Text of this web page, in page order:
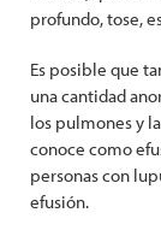
profundo, tose,
Es posible que
una cantidad
los pulmones y
conoce como
personas con
efusión.